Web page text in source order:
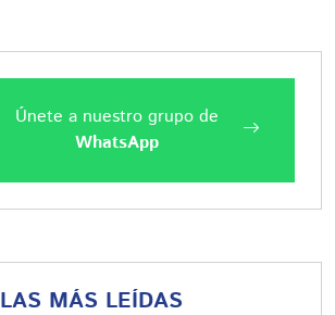
Únete a nuestro grupo de
WhatsApp
LAS MÁS LEÍDAS